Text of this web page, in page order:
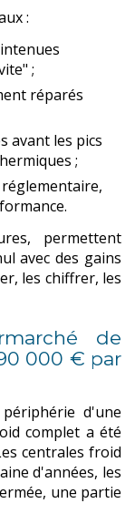
:
;
réparés
avant les pics
;
permettent
avec des gains
les chiffrer, les
de
000 € par
d'une
complet a été
centrales froid
d'années, les
une partie